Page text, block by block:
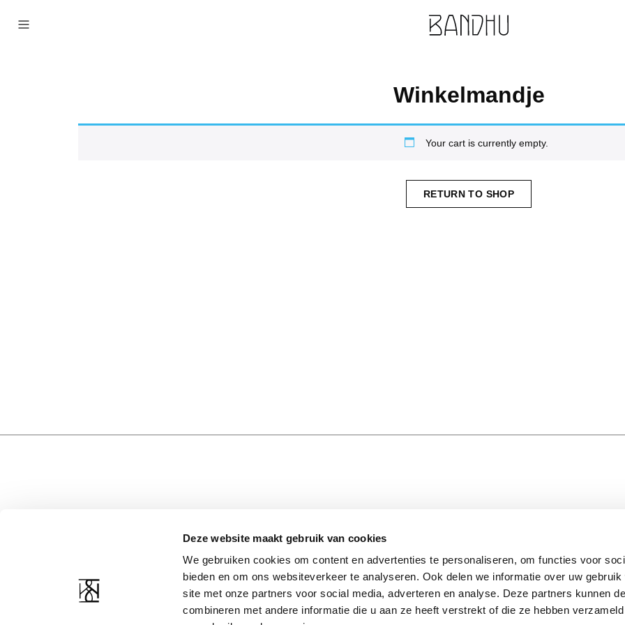
Deze website maakt gebruik van cookies
We gebruiken cookies om content en advertenties te personaliseren, om functies voor
bieden en om ons websiteverkeer te analyseren. Ook delen we informatie over uw gebruik
site met onze partners voor social media, adverteren en analyse. Deze partners kunnen
combineren met andere informatie die u aan ze heeft verstrekt of die ze hebben
Winkelmandje
Your cart is currently empty.
RETURN TO SHOP
Verzending & retourneren
BEDRIJFSMIDDELEN
Over ons
Privacyverklaring
Algemene voorwaarden
Facebook
Instagram
BETALINGSPARTNERS
Stay
latest
matter.